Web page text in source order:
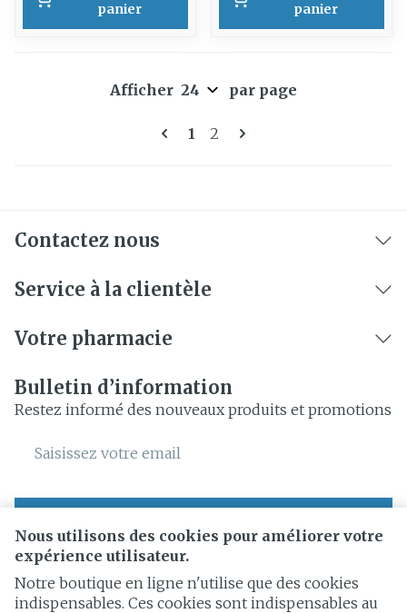
Nous utilisons des cookies pour améliorer votre
expérience utilisateur.
Notre boutique en ligne n'utilise que des cookies
indispensables. Ces cookies sont indispensables au
panier
panier
Pages
Vous lisez actuellement la
1 Page
2
Afficher par page
Contactez nous
Service à la clientèle
Votre pharmacie
Bulletin d’information
Restez informé des nouveaux produits et promotions
Adresse mail
En cliquant sur s'abonner, vous vous abonnez à notre
newsletter et acceptez notrepolitique de confidentialité